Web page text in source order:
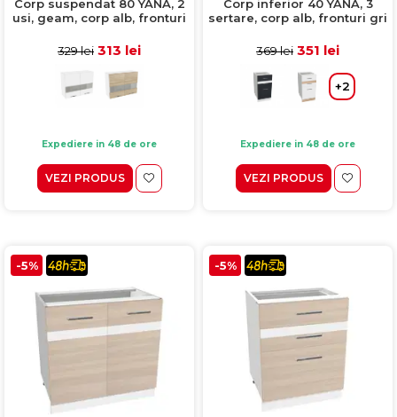
Corp suspendat 80 YANA, 2
usi, geam, corp alb, fronturi
329 lei 313 lei
Expediere in 48 de ore
VEZI PRODUS
Corp inferior 40 YANA, 3
sertare, corp alb, fronturi gri
369 lei 351 lei
+2
Expediere in 48 de ore
VEZI PRODUS
-5% -5%